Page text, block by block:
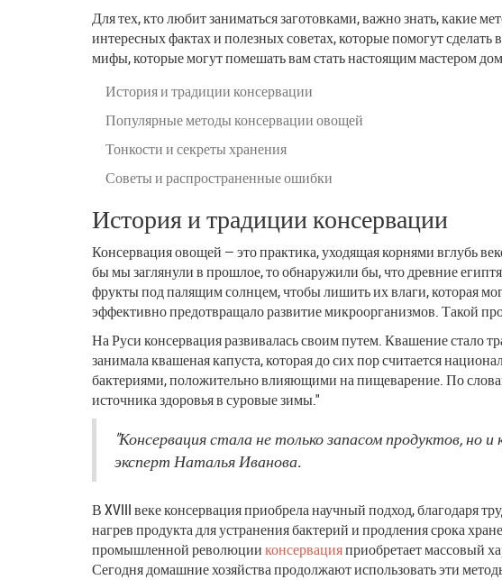
Для тех, кто любит заниматься заготовками, важно знать, какие
интересных фактах и полезных советах, которые помогут
мифы, которые могут помешать вам стать настоящим мастером
История и традиции консервации
Популярные методы консервации овощей
Тонкости и секреты хранения
Советы и распространенные ошибки
История и традиции консервации
Консервация овощей — это практика, уходящая корнями вглубь
бы мы заглянули в прошлое, то обнаружили бы, что древние
фрукты под палящим солнцем, чтобы лишить их влаги, которая
эффективно предотвращало развитие микроорганизмов. Такой
На Руси консервация развивалась своим путем. Квашение
занимала квашеная капуста, которая до сих пор считается
бактериями, положительно влияющими на пищеварение. По
источника здоровья в суровые зимы."
"Консервация стала не только запасом продуктов, но
эксперт Наталья Иванова.
В XVIII веке консервация приобрела научный подход, благодаря
нагрев продукта для устранения бактерий и продления срока
промышленной революцииконсервацияприобретает массовый
Сегодня домашние хозяйства продолжают использовать эти